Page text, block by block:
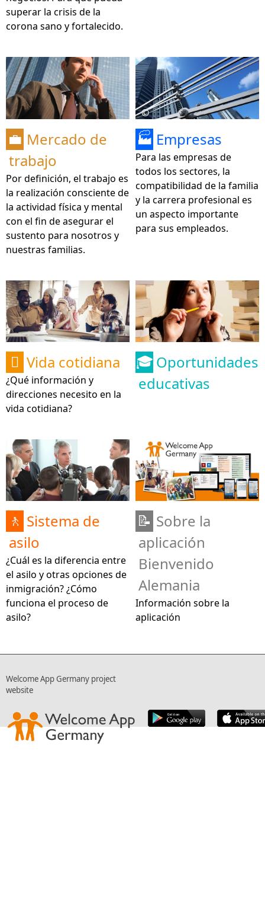
superar la crisis de la
corona sano y fortalecido.
💼 Mercado de
trabajo
Por definición, el trabajo es
la realización consciente de
la actividad física y mental
con el fin de asegurar el
sustento para nosotros y
nuestras familias.
©
🏭 Empresas
Para las empresas de
todos los sectores, la
compatibilidad de la familia
y la carrera profesional es
un aspecto importante
para sus empleados.
 Vida cotidiana
¿Qué información y
direcciones necesito en la
vida cotidiana?
🎓 Oportunidades
educativas
🚶 Sistema de
asilo
¿Cuál es la diferencia entre
el asilo y otras opciones de
inmigración? ¿Cómo
funciona el proceso de
asilo?
📝 Sobre la
aplicación
Bienvenido
Alemania
Información sobre la
aplicación
Welcome App Germany project
website